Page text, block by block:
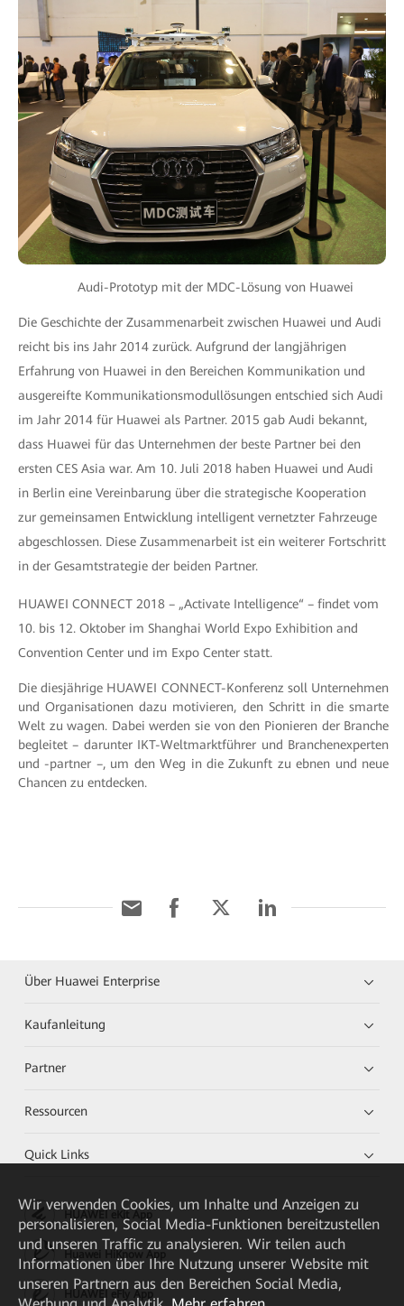
Audi-Prototyp mit der MDC-Lösung von Huawei
Die Geschichte der Zusammenarbeit zwischen Huawei und Audi
reicht bis ins Jahr 2014 zurück. Aufgrund der langjährigen
Erfahrung von Huawei in den Bereichen Kommunikation und
ausgereifte Kommunikationsmodullösungen entschied sich Audi
im Jahr 2014 für Huawei als Partner. 2015 gab Audi bekannt,
dass Huawei für das Unternehmen der beste Partner bei den
ersten CES Asia war. Am 10. Juli 2018 haben Huawei und Audi
in Berlin eine Vereinbarung über die strategische Kooperation
zur gemeinsamen Entwicklung intelligent vernetzter Fahrzeuge
abgeschlossen. Diese Zusammenarbeit ist ein weiterer Fortschritt
in der Gesamtstrategie der beiden Partner.
HUAWEI CONNECT 2018 – „Activate Intelligence“ – findet vom
10. bis 12. Oktober im Shanghai World Expo Exhibition and
Convention Center und im Expo Center statt.
Die diesjährige HUAWEI CONNECT-Konferenz soll Unternehmen
und Organisationen dazu motivieren, den Schritt in die smarte
Welt zu wagen. Dabei werden sie von den Pionieren der Branche
begleitet – darunter IKT-Weltmarktführer und Branchenexperten
und -partner –, um den Weg in die Zukunft zu ebnen und neue
Chancen zu entdecken.
Über Huawei Enterprise
Kaufanleitung
Partner
Ressourcen
Quick Links
HUAWEI eKit App
Huawei HiKnow App
HUAWEI eFly App
Wir verwenden Cookies, um Inhalte und Anzeigen zu
personalisieren, Social Media-Funktionen bereitzustellen
und unseren Traffic zu analysieren. Wir teilen auch
Informationen über Ihre Nutzung unserer Website mit
unseren Partnern aus den Bereichen Social Media,